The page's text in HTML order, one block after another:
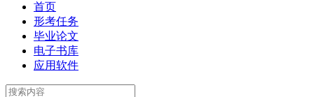
首页
形考任务
毕业论文
电子书库
应用软件